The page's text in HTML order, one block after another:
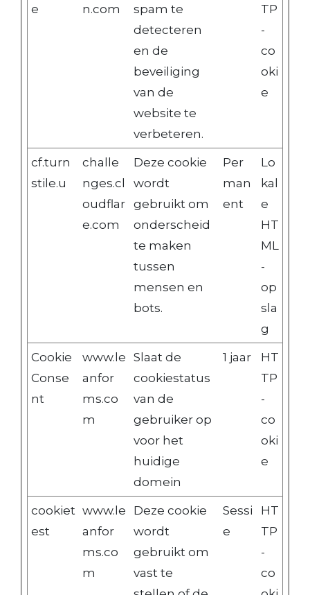
e
n.com
spam te
detecteren
en de
beveiliging
van de
website te
verbeteren.
TP
-
co
oki
e
cf.turn
stile.u
challe
nges.cl
oudflar
e.com
Deze cookie
wordt
gebruikt om
onderscheid
te maken
tussen
mensen en
bots.
Per
man
ent
Lo
kal
e
HT
ML
-
op
sla
g
Cookie
Conse
nt
www.le
anfor
ms.co
m
Slaat de
cookiestatus
van de
gebruiker op
voor het
huidige
domein
1 jaar
HT
TP
-
co
oki
e
cookiet
est
www.le
anfor
ms.co
m
Deze cookie
wordt
gebruikt om
vast te
Sessi
e
HT
TP
-
co